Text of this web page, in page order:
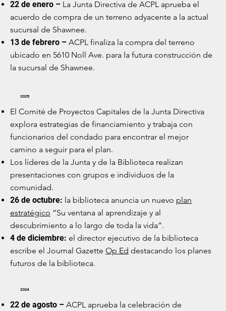
22 de enero – La Junta Directiva de ACPL aprueba el
acuerdo de compra de un terreno adyacente a la actual
sucursal de Shawnee.
13 de febrero – ACPL finaliza la compra del terreno
ubicado en 5610 Noll Ave. para la futura construcción de
la sucursal de Shawnee.
2025
El Comité de Proyectos Capitales de la Junta Directiva
explora estrategias de financiamiento y trabaja con
funcionarios del condado para encontrar el mejor
camino a seguir para el plan.
Los líderes de la Junta y de la Biblioteca realizan
presentaciones con grupos e individuos de la
comunidad.
26 de octubre: la biblioteca anuncia un nuevo plan
estratégico “Su ventana al aprendizaje y al
descubrimiento a lo largo de toda la vida”.
4 de diciembre: el director ejecutivo de la biblioteca
escribe el Journal Gazette Op Ed destacando los planes
futuros de la biblioteca.
2024
22 de agosto – ACPL aprueba la celebración de